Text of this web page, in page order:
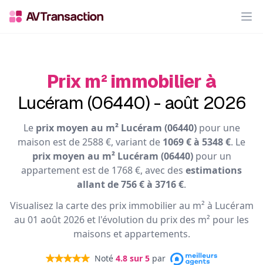
Prix m² immobilier à
Lucéram (06440) - août 2026
Le prix moyen au m² Lucéram (06440)pour une
maison est de 2588 €, variant de 1069 € à 5348 €. Le
prix moyen au m² Lucéram (06440)pour un
appartement est de 1768 €, avec des estimations
allant de 756 € à 3716 €.
Visualisez la carte des prix immobilier au m² à Lucéram
au 01 août 2026 et l'évolution du prix des m² pour les
maisons et appartements.
Noté 4.8 sur 5 par